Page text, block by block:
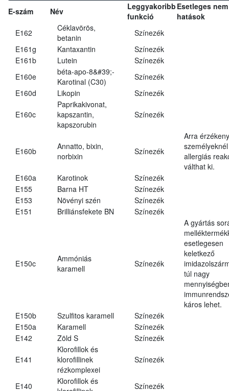
E-szám Név
Leggyakoribb
funkció
Esetleges
hatások
E162
Céklavörös,
betanin
Színezék
E161g
Kantaxantin
Színezék
E161b
Lutein
Színezék
E160e
béta-apo-8&#39;-
Karotinal (C30)
Színezék
E160d
Likopin Színezék
E160c
Paprikakivonat,
kapszantin,
kapszorubin
Színezék
E160b
Annatto, bixin,
norbixin
Színezék
Arra érzékeny
személyeknél
allergiás
válthat ki.
E160a
Karotinok
Színezék
E155
Barna HT
Színezék
E153
Növényi szén
Színezék
E151
Brilliánsfekete BN Színezék
E150c
Ammóniás
karamell
Színezék
A gyártás
esetlegesen
keletkező
túl nagy
káros lehet.
E150b
Szulfitos karamell
Színezék
E150a
Karamell
Színezék
E142
Zöld S Színezék
E141
Klorofillok és
klorofillinek
rézkomplexei
Színezék
E140
Klorofillok és
Színezék